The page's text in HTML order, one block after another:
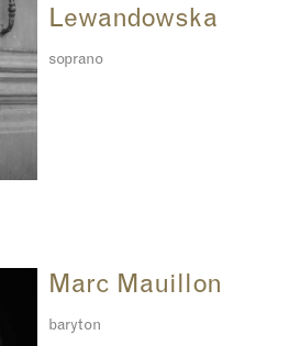
Lewandowska
soprano
Marc Mauillon
baryton